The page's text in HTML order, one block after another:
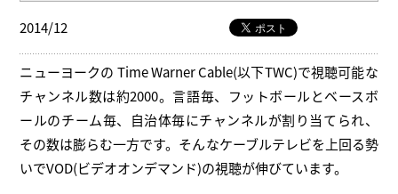
2014/12
ニューヨークの Time Warner Cable(以下TWC)で視聴可能な
チャンネル数は約2000。言語毎、フットボールとベースボ
ールのチーム毎、自治体毎にチャンネルが割り当てられ、
その数は膨らむ一方です。そんなケーブルテレビを上回る勢
いでVOD(ビデオオンデマンド)の視聴が伸びています。